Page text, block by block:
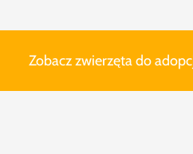
Zobacz zwierzęta do